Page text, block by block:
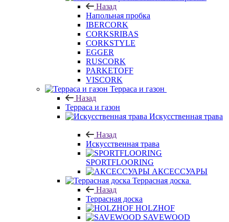
Назад
Напольная пробка
IBERCORK
CORKSRIBAS
CORKSTYLE
EGGER
RUSCORK
PARKETOFF
VISCORK
Терраса и газон
Назад
Терраса и газон
Искусственная трава
Назад
Искусственная трава
SPORTFLOORING
АКСЕССУАРЫ
Террасная доска
Назад
Террасная доска
HOLZHOF
SAVEWOOD